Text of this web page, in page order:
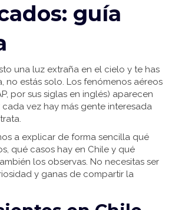
guía
una luz extraña en el cielo y te has
no estás solo. Los fenómenos aéreos
por sus siglas en inglés) aparecen
vez hay más gente interesada
a explicar de forma sencilla qué
qué casos hay en Chile y qué
los observas. No necesitas ser
y ganas de compartir la